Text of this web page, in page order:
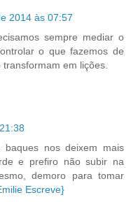
2014 às 07:57
sempre mediar o
o que fazemos de
em lições.
nos deixem mais
e prefiro não subir na
demoro para tomar
Escreve}